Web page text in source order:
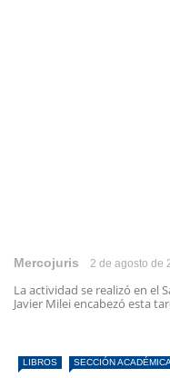
Mercojuris 2 de agosto de
La actividad se realizó en el
Javier Milei encabezó esta
LIBROS SECCIÓN